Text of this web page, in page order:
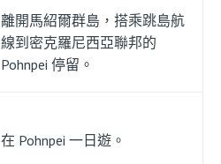
離開馬紹爾群島，搭乘跳島航
線到密克羅尼西亞聯邦的
Pohnpei 停留。
在 Pohnpei 一日遊。